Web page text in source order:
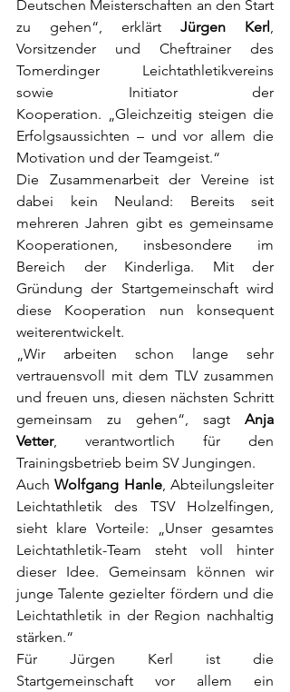
Deutschen Meisterschaften an den Start
zu gehen“, erklärt Jürgen Kerl
Vorsitzender und Cheftrainer des
Tomerdinger Leichtathletikvereins
sowie Initiator der
Kooperation. „Gleichzeitig steigen die
Erfolgsaussichten – und vor allem die
Motivation und der Teamgeist.“
Die Zusammenarbeit der Vereine ist
dabei kein Neuland: Bereits seit
mehreren Jahren gibt es gemeinsame
Kooperationen, insbesondere im
Bereich der Kinderliga. Mit der
Gründung der Startgemeinschaft wird
diese Kooperation nun konsequent
weiterentwickelt.
„Wir arbeiten schon lange sehr
vertrauensvoll mit dem TLV zusammen
und freuen uns, diesen nächsten Schritt
gemeinsam zu gehen“, sagt Anja
Vetter, verantwortlich für den
Trainingsbetrieb beim SV Jungingen.
Auch Wolfgang Hanle, Abteilungsleiter
Leichtathletik des TSV Holzelfingen,
sieht klare Vorteile: „Unser gesamtes
Leichtathletik-Team steht voll hinter
dieser Idee. Gemeinsam können wir
junge Talente gezielter fördern und die
Leichtathletik in der Region nachhaltig
stärken.“
Für Jürgen Kerl ist die
Startgemeinschaft vor allem ein